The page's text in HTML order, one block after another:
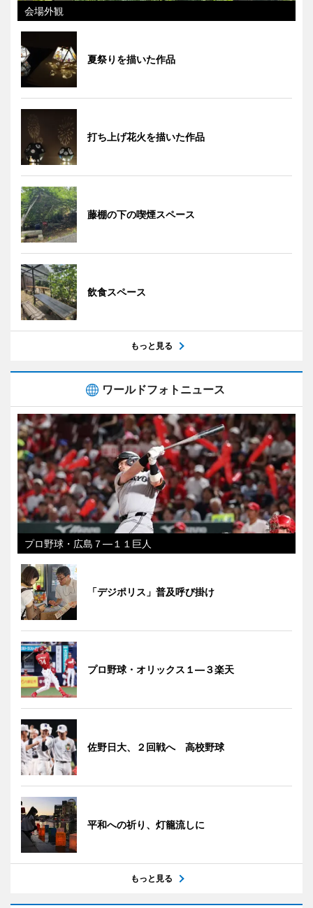
会場外観
夏祭りを描いた作品
打ち上げ花火を描いた作品
藤棚の下の喫煙スペース
飲食スペース
もっと見る
ワールドフォトニュース
プロ野球・広島７―１１巨人
「デジポリス」普及呼び掛け
プロ野球・オリックス１―３楽天
佐野日大、２回戦へ 高校野球
平和への祈り、灯籠流しに
もっと見る